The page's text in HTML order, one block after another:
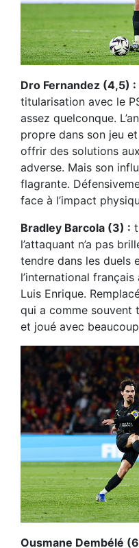
Dro Fernandez (4,5) :
titularisation avec le
assez quelconque.
propre dans son jeu
offrir des solutions
adverse. Mais son
flagrante.
face à l’impact
Bradley Barcola (3) :
l’attaquant n’a pas
tendre dans les duels
l’international
Luis Enrique.
qui a comme souvent
et joué avec
Ousmane Dembélé